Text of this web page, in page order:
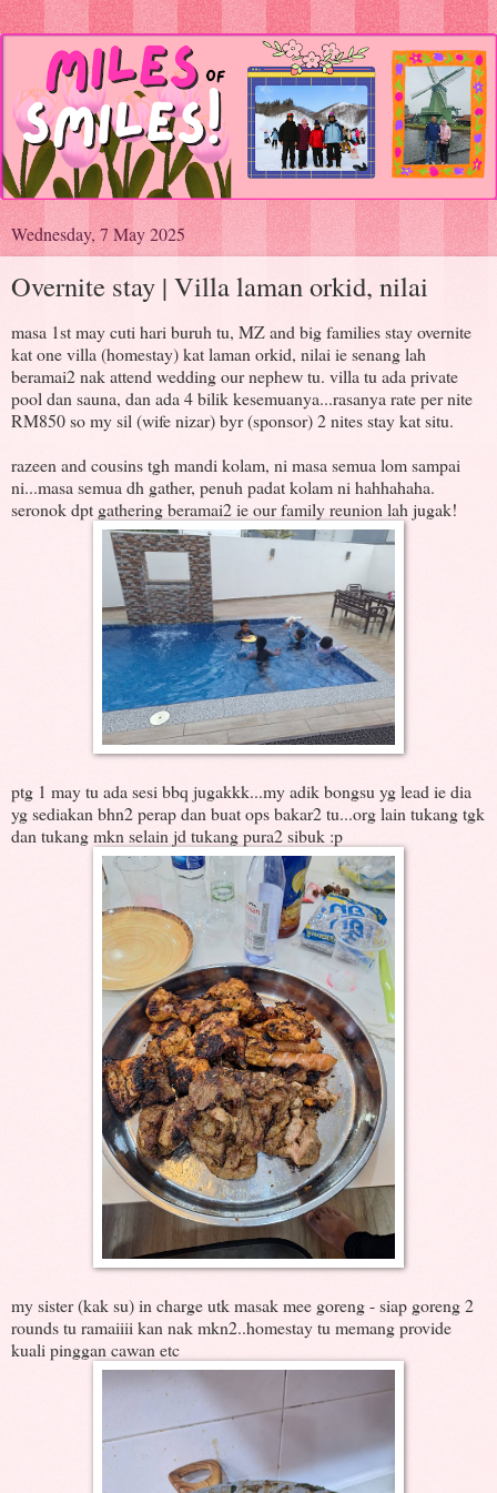
Wednesday, 7 May 2025
Overnite stay | Villa laman orkid, nilai
masa 1st may cuti hari buruh tu, MZ and big families stay overnite
kat one villa (homestay) kat laman orkid, nilai ie senang lah
beramai2 nak attend wedding our nephew tu. villa tu ada private
pool dan sauna, dan ada 4 bilik kesemuanya...rasanya rate per nite
RM850 so my sil (wife nizar) byr (sponsor) 2 nites stay kat situ.
razeen and cousins tgh mandi kolam, ni masa semua lom sampai
ni...masa semua dh gather, penuh padat kolam ni hahhahaha.
seronok dpt gathering beramai2 ie our family reunion lah jugak!
ptg 1 may tu ada sesi bbq jugakkk...my adik bongsu yg lead ie dia
yg sediakan bhn2 perap dan buat ops bakar2 tu...org lain tukang tgk
dan tukang mkn selain jd tukang pura2 sibuk :p
my sister (kak su) in charge utk masak mee goreng - siap goreng 2
rounds tu ramaiiii kan nak mkn2..homestay tu memang provide
kuali pinggan cawan etc